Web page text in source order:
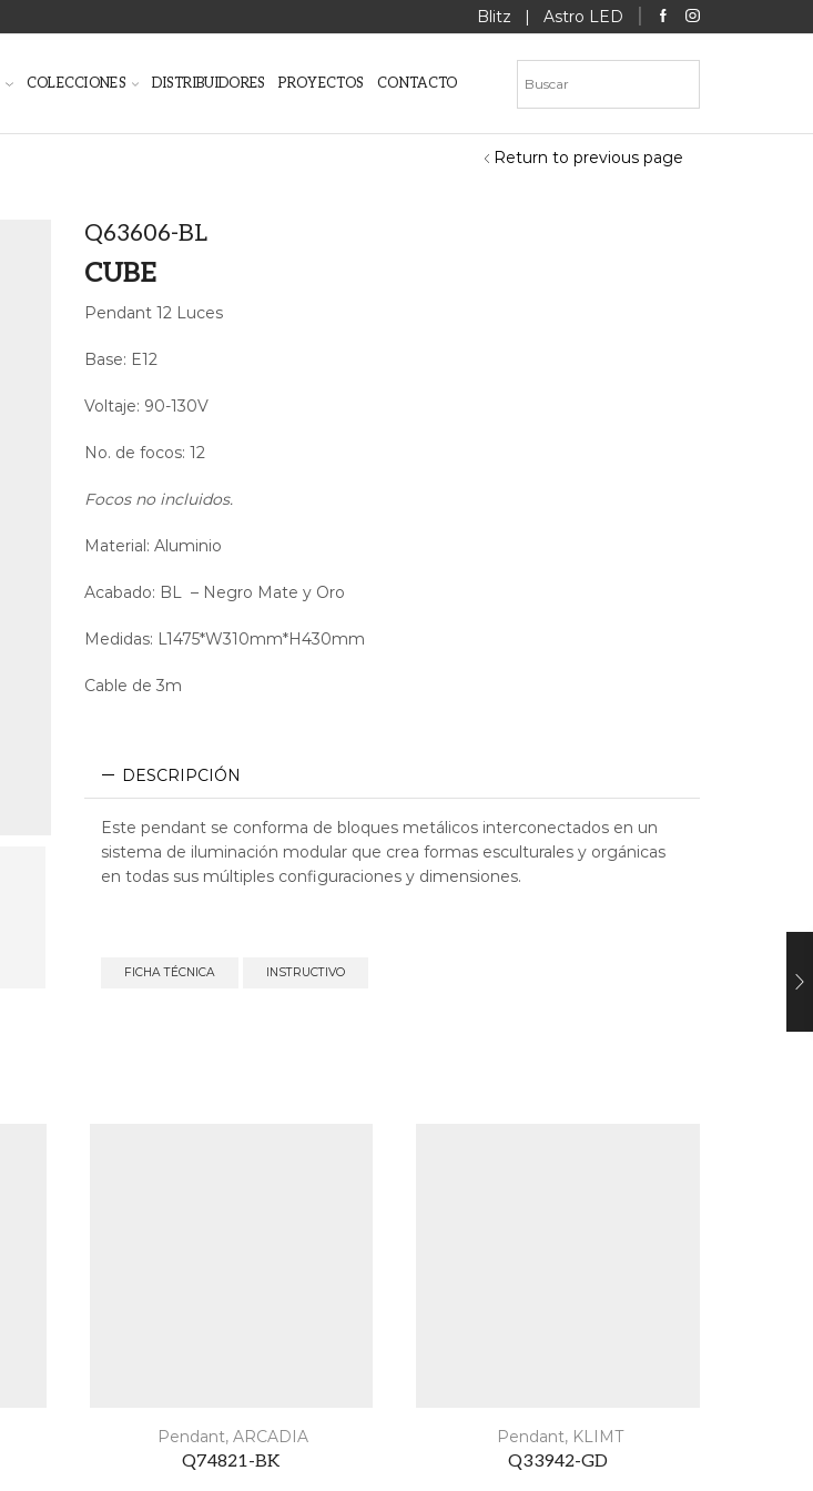
Blitz | Astro LED
COLECCIONES DISTRIBUIDORES PROYECTOS CONTACTO
Return to previous page
Q63606-BL
CUBE
Pendant 12 Luces
Base: E12
Voltaje: 90-130V
No. de focos: 12
Focos no incluidos.
Material: Aluminio
Acabado: BL – Negro Mate y Oro
Medidas: L1475*W310mm*H430mm
Cable de 3m
DESCRIPCIÓN
Este pendant se conforma de bloques metálicos interconectados en un
sistema de iluminación modular que crea formas esculturales y orgánicas
en todas sus múltiples configuraciones y dimensiones.
FICHA TÉCNICA INSTRUCTIVO
Pendant,ARCADIA
Q74821-BK
Pendant, KLIMT
Q33942-GD